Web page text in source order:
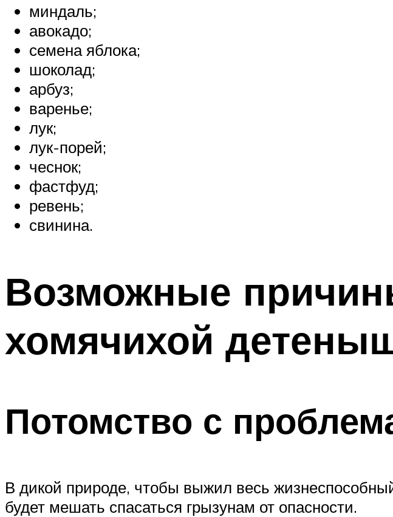
миндаль;
авокадо;
семена яблока;
шоколад;
арбуз;
варенье;
лук;
лук-порей;
чеснок;
фастфуд;
ревень;
свинина.
Возможные
хомячихой
Потомство с
В дикой природе, чтобы выжил весь
будет мешать спасаться грызунам от опасности.